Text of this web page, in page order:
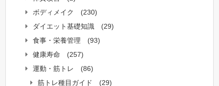
ボディメイク
(230)
ダイエット基礎知識
(29)
食事・栄養管理
(93)
健康寿命
(257)
運動・筋トレ
(86)
筋トレ種目ガイド
(29)